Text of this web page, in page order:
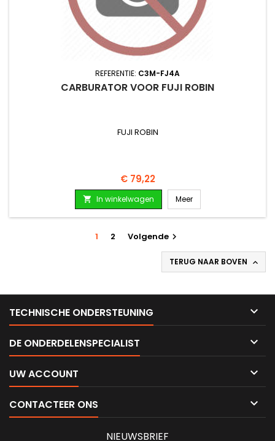
REFERENTIE: C3M-FJ4A
CARBURATOR VOOR FUJI ROBIN
FUJI ROBIN
Prijs
€ 79,22
 In winkelwagen Meer
1 2 Volgende 
TERUG NAAR BOVEN 
TECHNISCHE ONDERSTEUNING 
DE ONDERDELENSPECIALIST 
UW ACCOUNT 
CONTACTEER ONS 
NIEUWSBRIEF